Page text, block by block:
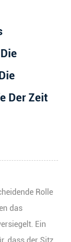
Der Zeit
Rolle
das
Ein